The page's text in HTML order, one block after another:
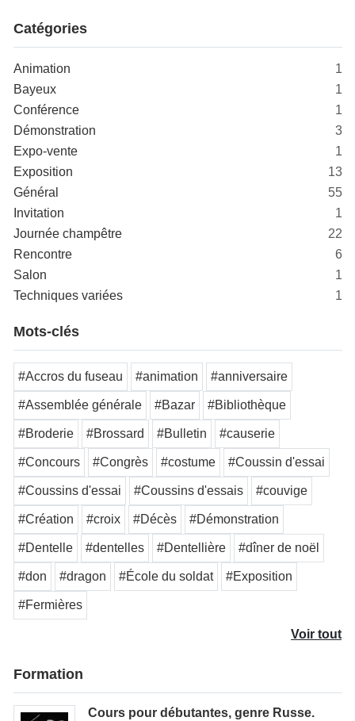
Catégories
Animation
1
Bayeux
1
Conférence
1
Démonstration
3
Expo-vente
1
Exposition
13
Général
55
Invitation
1
Journée champêtre
22
Rencontre
6
Salon
1
Techniques variées
1
Mots-clés
#Accros du fuseau #animation #anniversaire
#Assemblée générale #Bazar #Bibliothèque
#Broderie #Brossard #Bulletin #causerie
#Concours #Congrès #costume #Coussin d'essai
#Coussins d'essai #Coussins d'essais #couvige
#Création #croix #Décès #Démonstration
#Dentelle #dentelles #Dentellière #dîner de noël
#don #dragon #École du soldat #Exposition
#Fermières
Voir tout
Formation
Cours pour débutantes, genre Russe.